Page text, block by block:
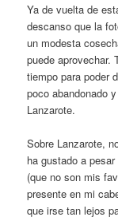
Ya de vuelta de
descanso que la
un modesta
puede aprovechar.
tiempo para poder
poco abandonado
Lanzarote.
Sobre Lanzarote,
ha gustado a
(que no son mis
presente en mi
que irse tan lejos